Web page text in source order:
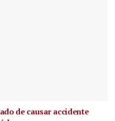
de causar accidente